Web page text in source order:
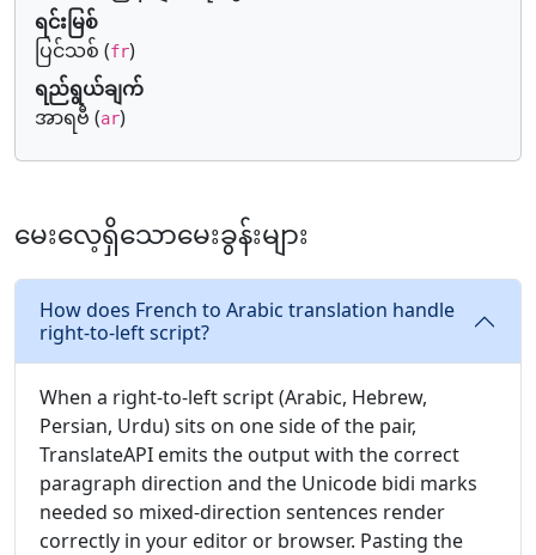
ရင်းမြစ်
ပြင်သစ် (fr)
ရည်ရွယ်ချက်
အာရဗီ (ar)
မေးလေ့ရှိသောမေးခွန်းများ
How does French to Arabic translation handle
right-to-left script?
When a right-to-left script (Arabic, Hebrew,
Persian, Urdu) sits on one side of the pair,
TranslateAPI emits the output with the correct
paragraph direction and the Unicode bidi marks
needed so mixed-direction sentences render
correctly in your editor or browser. Pasting the